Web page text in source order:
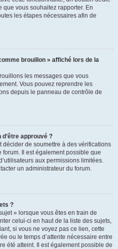
que vous souhaitez rapporter. En
les étapes nécessaires afin de
brouillon » affiché lors de la
les messages que vous
Vous pouvez reprendre les
depuis le panneau de contrôle de
approuvé ?
décider de soumettre à des vérifications
forum. Il est également possible que
aux permissions limitées.
un administrateur du forum.
?
» lorsque vous êtes en train de
celui-ci en haut de la liste des sujets,
si vous ne voyez pas ce lien, cette
ou le temps d’attente nécessaire entre
été atteint. Il est également possible de